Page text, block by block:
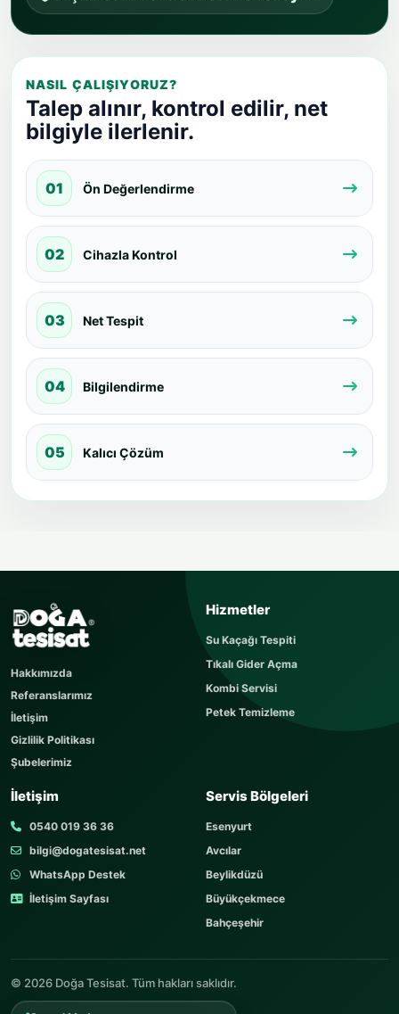
NASIL ÇALIŞIYORUZ?
Talep alınır, kontrol edilir, net
bilgiyle ilerlenir.
01 Ön Değerlendirme
02 Cihazla Kontrol
03 Net Tespit
04 Bilgilendirme
05 Kalıcı Çözüm
Sorunuzu kısaca yazın
Sorunuz hemen yayınlanır, cevabı yaklaşık 60
dakika içerisinde cevaplanır. Sorular sayfamızı
KONU
Hakkımızda
Referanslarımız
İletişim
Gizlilik Politikası
Şubelerimiz
Hizmetler
Su Kaçağı Tespiti
Tıkalı Gider Açma
Kombi Servisi
Petek Temizleme
İletişim
0540 019 36 36
bilgi@dogatesisat.net
WhatsApp Destek
İletişim Sayfası
Servis Bölgeleri
Esenyurt
Avcılar
Beylikdüzü
Büyükçekmece
Bahçeşehir
© 2026 Doğa Tesisat. Tüm hakları saklıdır.